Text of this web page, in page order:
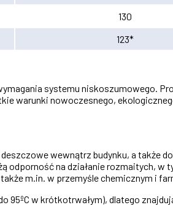
130
123*
systemu niskoszumowego.
warunki nowoczesnego,
wewnątrz budynku, a także
odporność na działanie rozmaitych, w
m.in. w przemyśle chemicznym i
95ºC w krótkotrwałym), dlatego